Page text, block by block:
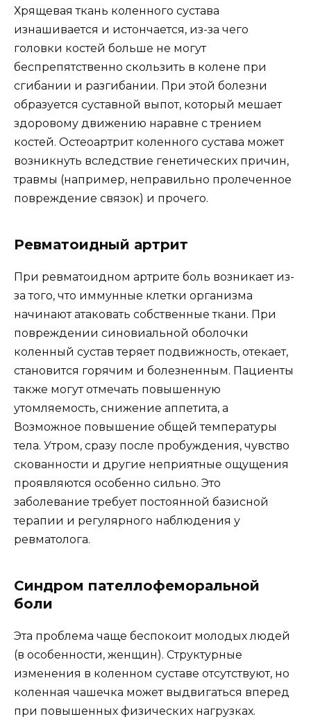
Хрящевая ткань коленного сустава
изнашивается и истончается, из-за чего
головки костей больше не могут
беспрепятственно скользить в колене при
сгибании и разгибании. При этой болезни
образуется суставной выпот, который мешает
здоровому движению наравне с трением
костей. Остеоартрит коленного сустава может
возникнуть вследствие генетических причин,
травмы (например, неправильно пролеченное
повреждение связок) и прочего.
Ревматоидный артрит
При ревматоидном артрите боль возникает из-
за того, что иммунные клетки организма
начинают атаковать собственные ткани. При
повреждении синовиальной оболочки
коленный сустав теряет подвижность, отекает,
становится горячим и болезненным. Пациенты
также могут отмечать повышенную
утомляемость, снижение аппетита, а
Возможное повышение общей температуры
тела. Утром, сразу после пробуждения, чувство
скованности и другие неприятные ощущения
проявляются особенно сильно. Это
заболевание требует постоянной базисной
терапии и регулярного наблюдения у
ревматолога.
Синдром пателлофеморальной
боли
Эта проблема чаще беспокоит молодых людей
(в особенности, женщин). Структурные
изменения в коленном суставе отсутствуют, но
коленная чашечка может выдвигаться вперед
при повышенных физических нагрузках.